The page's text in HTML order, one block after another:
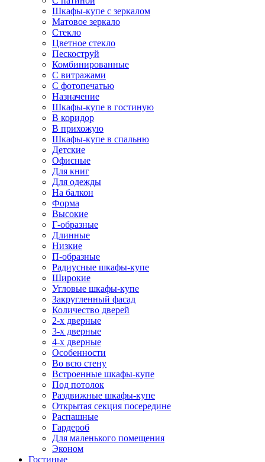
Шкафы-купе с зеркалом
Матовое зеркало
Стекло
Цветное стекло
Пескоструй
Комбинированные
С витражами
С фотопечатью
Назначение
Шкафы-купе в гостиную
В коридор
В прихожую
Шкафы-купе в спальню
Детские
Офисные
Для книг
Для одежды
На балкон
Форма
Высокие
Г-образные
Длинные
Низкие
П-образные
Радиусные шкафы-купе
Широкие
Угловые шкафы-купе
Закругленный фасад
Количество дверей
2-х дверные
3-х дверные
4-х дверные
Особенности
Во всю стену
Встроенные шкафы-купе
Под потолок
Раздвижные шкафы-купе
Открытая секция посередине
Распашные
Гардероб
Для маленького помещения
Эконом
Гостиные